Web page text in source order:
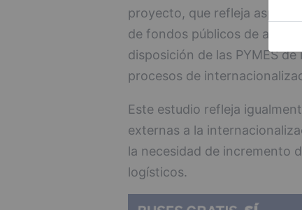
proyecto, que refleja
de fondos públicos de apoyo
disposición de las PYMES
procesos de
Este estudio refleja
externas a la
la necesidad de incremento
logísticos.